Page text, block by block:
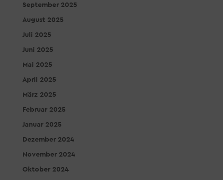
September 2025
August 2025
Juli 2025
Juni 2025
Mai 2025
April 2025
März 2025
Februar 2025
Januar 2025
Dezember 2024
November 2024
Oktober 2024